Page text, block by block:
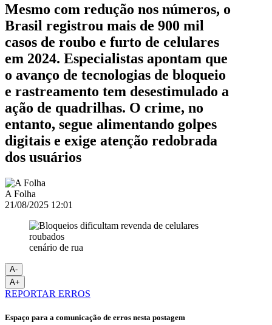
Mesmo com redução nos números, o
Brasil registrou mais de 900 mil
casos de roubo e furto de celulares
em 2024. Especialistas apontam que
o avanço de tecnologias de bloqueio
e rastreamento tem desestimulado a
ação de quadrilhas. O crime, no
entanto, segue alimentando golpes
digitais e exige atenção redobrada
dos usuários
A Folha
21/08/2025 12:01
cenário de rua
A-
A+
REPORTAR ERROS
Espaço para a comunicação de erros nesta postagem